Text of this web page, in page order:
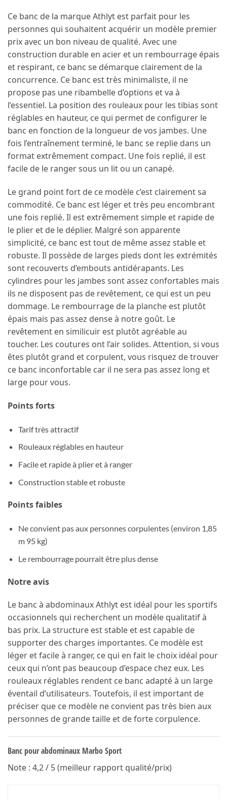
Ce banc de la marque Athlyt est parfait pour les
personnes qui souhaitent acquérir un modèle premier
prix avec un bon niveau de qualité. Avec une
construction durable en acier et un rembourrage épais
et respirant, ce banc se démarque clairement de la
concurrence. Ce banc est très minimaliste, il ne
propose pas une ribambelle d’options et va à
l’essentiel. La position des rouleaux pour les tibias sont
réglables en hauteur, ce qui permet de configurer le
banc en fonction de la longueur de vos jambes. Une
fois l’entraînement terminé, le banc se replie dans un
format extrêmement compact. Une fois replié, il est
facile de le ranger sous un lit ou un canapé.
Le grand point fort de ce modèle c’est clairement sa
commodité. Ce banc est léger et très peu encombrant
une fois replié. Il est extrêmement simple et rapide de
le plier et de le déplier. Malgré son apparente
simplicité, ce banc est tout de même assez stable et
robuste. Il possède de larges pieds dont les extrémités
sont recouverts d’embouts antidérapants. Les
cylindres pour les jambes sont assez confortables mais
ils ne disposent pas de revêtement, ce qui est un peu
dommage. Le rembourrage de la planche est plutôt
épais mais pas assez dense à notre goût. Le
revêtement en similicuir est plutôt agréable au
toucher. Les coutures ont l’air solides. Attention, si vous
êtes plutôt grand et corpulent, vous risquez de trouver
ce banc inconfortable car il ne sera pas assez long et
large pour vous.
Points forts
Tarif très attractif
Rouleaux réglables en hauteur
Facile et rapide à plier et à ranger
Construction stable et robuste
Points faibles
Ne convient pas aux personnes corpulentes (environ 1,85
m 95 kg)
Le rembourrage pourrait être plus dense
Notre avis
Le banc à abdominaux Athlyt est idéal pour les sportifs
occasionnels qui recherchent un modèle qualitatif à
bas prix. La structure est stable et est capable de
supporter des charges importantes. Ce modèle est
léger et facile à ranger, ce qui en fait le choix idéal pour
ceux qui n’ont pas beaucoup d’espace chez eux. Les
rouleaux réglables rendent ce banc adapté à un large
éventail d’utilisateurs. Toutefois, il est important de
préciser que ce modèle ne convient pas très bien aux
personnes de grande taille et de forte corpulence.
Banc pour abdominaux Marbo Sport
Note : 4,2 / 5 (meilleur rapport qualité/prix)